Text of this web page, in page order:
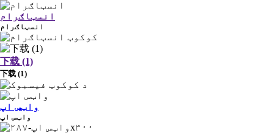
انسټاګرام
انسټاګرام
下载 (1)
下载 (1)
واټس اپ
واټس اپ